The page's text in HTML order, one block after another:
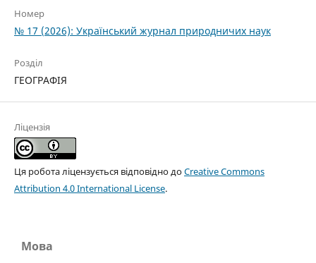
Номер
№ 17 (2026): Український журнал природничих наук
Розділ
ГЕОГРАФІЯ
Ліцензія
Ця робота ліцензується відповідно доCreative Commons
Attribution 4.0 International License.
Мова